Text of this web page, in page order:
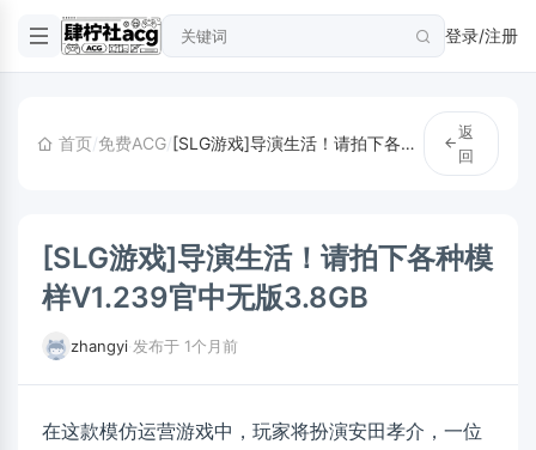
登录/注册
首页/免费ACG/ [SLG游戏]导演生活！请拍下各种模样V1.239官中无版3.8GB
返
回
[SLG游戏]导演生活！请拍下各种模
样V1.239官中无版3.8GB
zhangyi 发布于 1个月前
在这款模仿运营游戏中，玩家将扮演安田孝介，一位